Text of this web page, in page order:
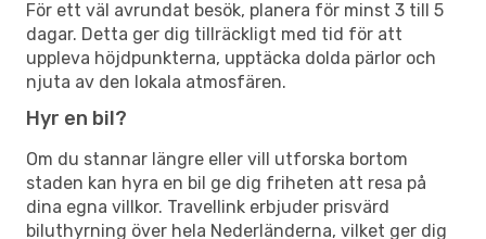
För ett väl avrundat besök, planera för minst 3 till 5
dagar. Detta ger dig tillräckligt med tid för att
uppleva höjdpunkterna, upptäcka dolda pärlor och
njuta av den lokala atmosfären.
Hyr en bil?
Om du stannar längre eller vill utforska bortom
staden kan hyra en bil ge dig friheten att resa på
dina egna villkor. Travellink erbjuder prisvärd
biluthyrning över hela Nederländerna, vilket ger dig